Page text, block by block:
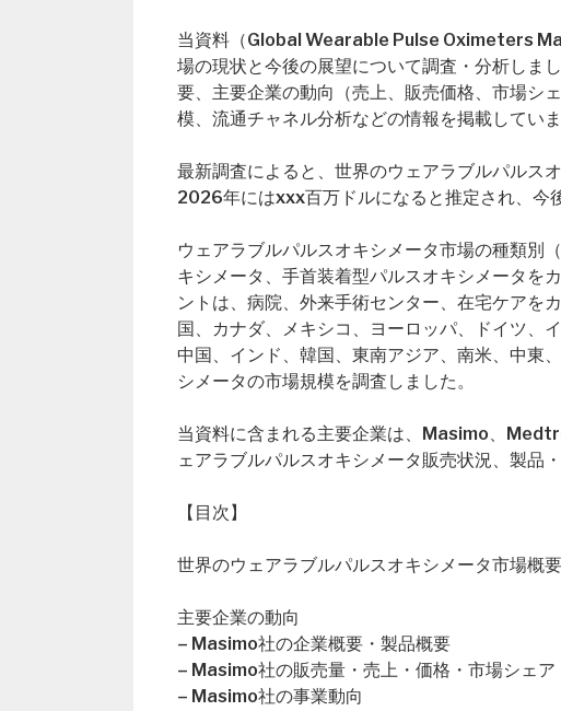
当資料（Global Wearable Pulse Oximeters
場の現状と今後の展望について調査・分析しま
要、主要企業の動向（売上、販売価格、市場シ
模、流通チャネル分析などの情報を掲載していま
最新調査によると、世界のウェアラブルパルス
2026年にはxxx百万ドルになると推定され、今
ウェアラブルパルスオキシメータ市場の種類別
キシメータ、手首装着型パルスオキシメータ
ントは、病院、外来手術センター、在宅ケアを
国、カナダ、メキシコ、ヨーロッパ、ドイツ、
中国、インド、韓国、東南アジア、南米、中東
シメータの市場規模を調査しました。
当資料に含まれる主要企業は、Masimo、
ェアラブルパルスオキシメータ販売状況、製品
【目次】
世界のウェアラブルパルスオキシメータ市場
主要企業の動向
– Masimo社の企業概要・製品概要
– Masimo社の販売量・売上・価格・市場シェア
– Masimo社の事業動向